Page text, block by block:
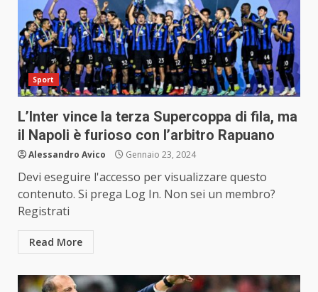
Sport
L’Inter vince la terza Supercoppa di fila, ma
il Napoli è furioso con l’arbitro Rapuano
Alessandro Avico Gennaio 23, 2024
Devi eseguire l'accesso per visualizzare questo
contenuto. Si prega Log In. Non sei un membro?
Registrati
Read More